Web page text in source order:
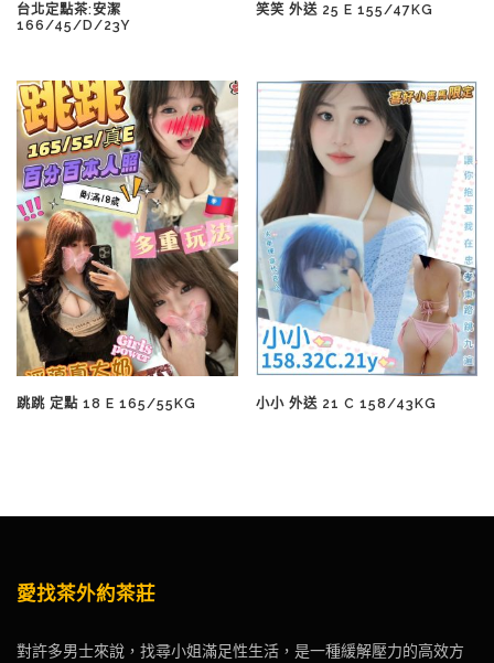
台北定點茶:安潔
166/45/D/23Y
笑笑 外送 25 E 155/47KG
跳跳 定點 18 E 165/55KG 小小 外送 21 C 158/43KG
愛找茶外約茶莊
對許多男士來說，找尋小姐滿足性生活，是一種緩解壓力的高效方